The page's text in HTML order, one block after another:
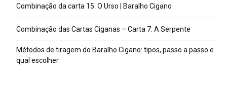
Combinação da carta 15: O Urso | Baralho Cigano
Combinação das Cartas Ciganas – Carta 7: A Serpente
Métodos de tiragem do Baralho Cigano: tipos, passo a passo e
qual escolher